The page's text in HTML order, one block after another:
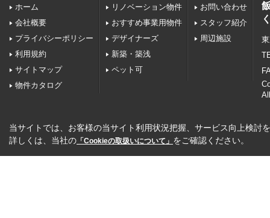
ホーム
会社概要
プライバシーポリシー
利用規約
サイトマップ
物件カタログ
リノベーション物件
おすすめ事業用物件
デザイナーズ
新築・築浅
ペット可
お問い合わせ
スタッフ紹介
周辺施設
当サイトでは、お客様の当サイト利用状況把握、サービス向上検討
詳しくは、当社の 「Cookieの取扱いについて」 をご確認ください。